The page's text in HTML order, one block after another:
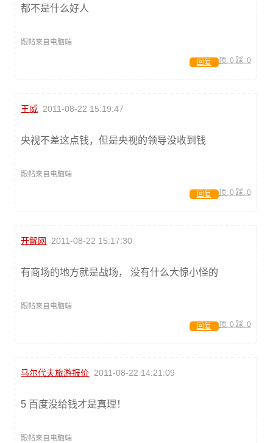
都不是什么好人
跟帖来自电脑端
顶: 0 踩: 0
回复
王威 2011-08-22 15:19:47
央视不差这点钱，但是央视的领导没收到钱
跟帖来自电脑端
顶: 0 踩: 0
回复
开解网 2011-08-22 15:17:30
有商场的地方就是战场， 没有什么大惊小怪的
跟帖来自电脑端
顶: 0 踩: 0
回复
马尔代夫旅游报价 2011-08-22 14:21:09
5 百度没给钱才是真理！
跟帖来自电脑端